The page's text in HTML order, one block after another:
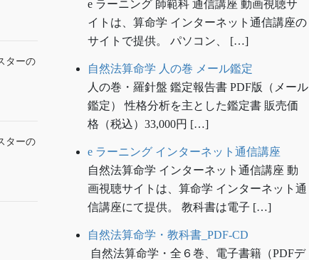
ターの
ターの
e ラーニング 師範科 通信講座 動画視聴サ
イトは、算命学 インターネット通信講座の
サイトで提供。 パソコン、 […]
自然法算命学 人の巻 メール鑑定
人の巻・羅針盤 鑑定報告書 PDF版（メール
鑑定） 性格分析を主とした鑑定書 販売価
格（税込）33,000円 […]
e ラーニング インターネット通信講座
自然法算命学 インターネット通信講座 動
画視聴サイトは、算命学 インターネット通
信講座にて提供。 教科書は電子 […]
自然法算命学・教科書_PDF-CD
自然法算命学・全６巻、電子書籍（PDFデ